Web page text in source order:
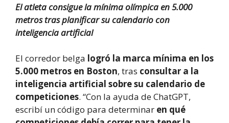
El atleta consigue la mínima olímpica en 5.000
metros tras planificar su calendario con
inteligencia artificial
El corredor belga logró la marca mínima en los
5.000 metros en Boston, tras consultar a la
inteligencia artificial sobre su calendario de
competiciones. “Con la ayuda de ChatGPT,
escribí un código para determinar en qué